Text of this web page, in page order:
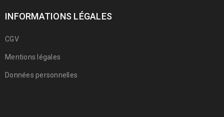
INFORMATIONS LÉGALES
CGV
Mentions légales
Données personnelles